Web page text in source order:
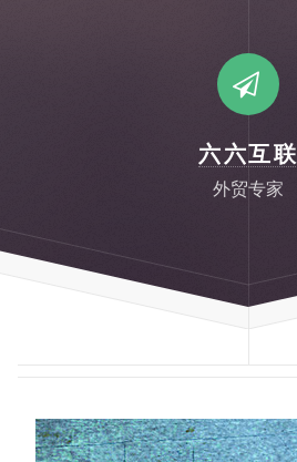
六六互联
外贸专家